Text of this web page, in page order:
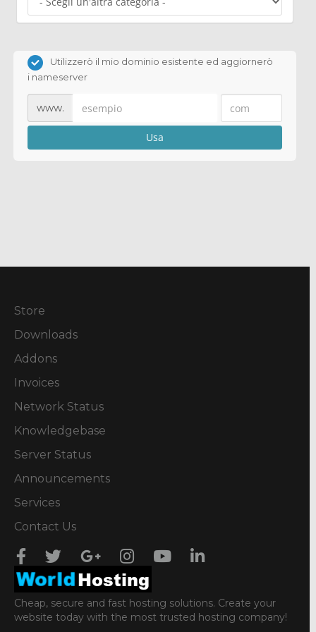
Utilizzerò il mio dominio esistente ed aggiornerò
i nameserver
www.
Usa
Store
Downloads
Addons
Invoices
Network Status
Knowledgebase
Server Status
Announcements
Services
Contact Us
Cheap, secure and fast hosting solutions. Create your
website today with the most trusted hosting company!